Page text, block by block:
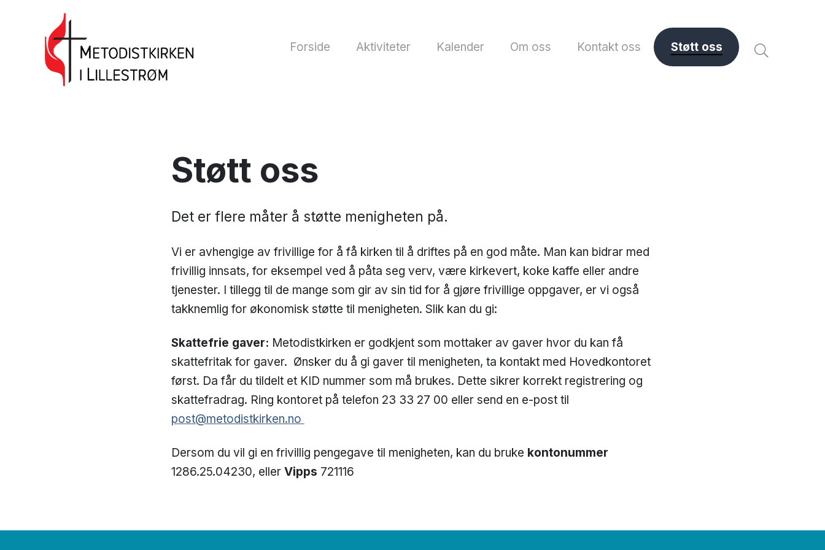
Forside Aktiviteter Kalender Om oss Kontakt oss Støtt oss
Støtt oss
Det er flere måter å støtte menigheten på.
Vi er avhengige av frivillige for å få kirken til å driftes på en god måte. Man kan bidrar med
frivillig innsats, for eksempel ved å påta seg verv, være kirkevert, koke kaffe eller andre
tjenester. I tillegg til de mange som gir av sin tid for å gjøre frivillige oppgaver, er vi også
takknemlig for økonomisk støtte til menigheten. Slik kan du gi:
Skattefrie gaver: Metodistkirken er godkjent som mottaker av gaver hvor du kan få
skattefritak for gaver. Ønsker du å gi gaver til menigheten, ta kontakt med Hovedkontoret
først. Da får du tildelt et KID nummer som må brukes. Dette sikrer korrekt registrering og
skattefradrag. Ring kontoret på telefon 23 33 27 00 eller send en e-post til
post@metodistkirken.no
Dersom du vil gi en frivillig pengegave til menigheten, kan du bruke kontonummer
1286.25.04230, eller Vipps 721116